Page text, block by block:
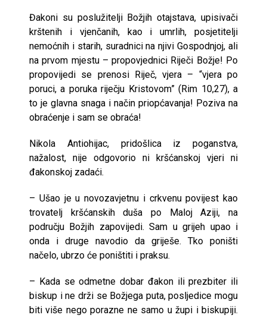
Đakoni su poslužitelji Božjih otajstava, upisivači
krštenih i vjenčanih, kao i umrlih, posjetitelji
nemoćnih i starih, suradnici na njivi Gospodnjoj, ali
na prvom mjestu – propovjednici Riječi Božje! Po
propovijedi se prenosi Riječ, vjera – “vjera po
poruci, a poruka riječju Kristovom” (Rim 10,27), a
to je glavna snaga i način priopćavanja! Poziva na
obraćenje i sam se obraća!
Nikola Antiohijac, pridošlica iz poganstva,
nažalost, nije odgovorio ni kršćanskoj vjeri ni
đakonskoj zadaći.
– Ušao je u novozavjetnu i crkvenu povijest kao
trovatelj kršćanskih duša po Maloj Aziji, na
području Božjih zapovijedi. Sam u grijeh upao i
onda i druge navodio da griješe. Tko poništi
načelo, ubrzo će poništiti i praksu.
– Kada se odmetne dobar đakon ili prezbiter ili
biskup i ne drži se Božjega puta, posljedice mogu
biti više nego porazne ne samo u župi i biskupiji.